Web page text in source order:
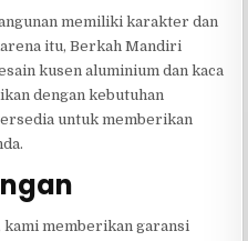
memiliki karakter dan
itu, Berkah Mandiri
kusen aluminium dan kaca
dengan kebutuhan
untuk memberikan
kami memberikan garansi